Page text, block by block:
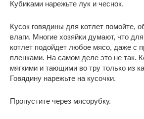
Кубиками нарежьте лук и чеснок.
Кусок говядины для котлет помойте,
влаги. Многие хозяйки думают, что
котлет подойдет любое мясо, даже с
пленками. На самом деле это не так.
мягкими и тающими во тру только из
Говядину нарежьте на кусочки.
Пропустите через мясорубку.